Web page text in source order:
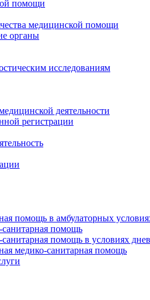
помощи
медицинской помощи
органы
исследованиям
деятельности
регистрации
помощь в амбулаторных
санитарная помощь
помощь в условиях
медико-санитарная помощь